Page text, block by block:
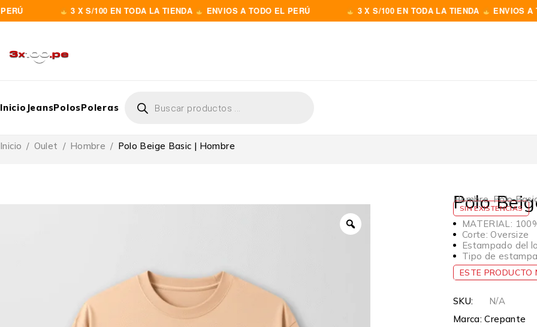
3 X S/100 EN TODA LA TIENDA ENVIOS A TODO EL PERÚ 3 X S/100 EN TODA LA TIENDA ENVIOS A TODO
Inicio JeansPolosPoleras
Inicio / Oulet / Hombre / Polo Beige Basic | Hombre
Hombre,Polo
Polo
SIN EXISTENCIAS
MATERIAL:
Corte: Oversize
Estampado del
Tipo de
ESTE PRODUCTO
SKU:
N/A
Marca:Crepante